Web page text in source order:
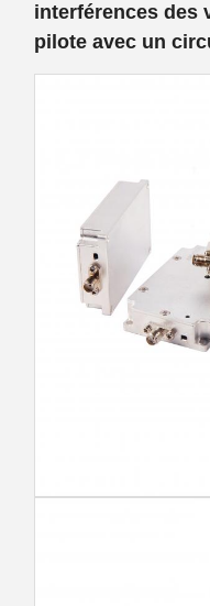
interférences des
pilote avec un